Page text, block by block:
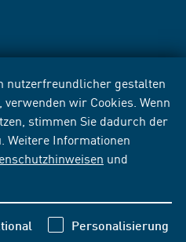
nutzerfreundlicher gestalten
wir Cookies. Wenn
stimmen Sie dadurch der
Weitere Informationen
und
Personalisierung